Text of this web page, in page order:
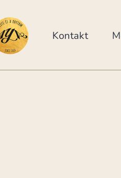
Kontakt